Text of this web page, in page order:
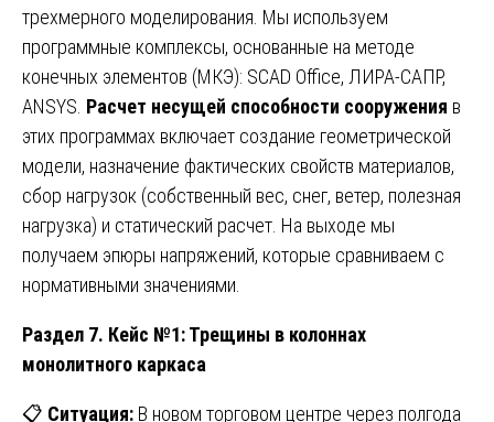
трехмерного моделирования. Мы используем
программные комплексы, основанные на методе
конечных элементов (МКЭ): SCAD Office, ЛИРА-САПР,
ANSYS. Расчет несущей способности сооружения в
этих программах включает создание геометрической
модели, назначение фактических свойств материалов,
сбор нагрузок (собственный вес, снег, ветер, полезная
нагрузка) и статический расчет. На выходе мы
получаем эпюры напряжений, которые сравниваем с
нормативными значениями.
Раздел 7. Кейс №1: Трещины в колоннах
монолитного каркаса
📋 Ситуация: В новом торговом центре через полгода